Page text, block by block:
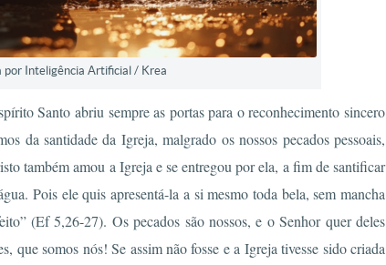
por Inteligência Artificial / Krea
Santo abriu sempre as portas para o reconhecimento sincero
da santidade da Igreja, malgrado os nossos pecados pessoais,
também amou a Igreja e se entregou por ela, a fim de santificar
Pois ele quis apresentá-la a si mesmo toda bela, sem mancha
(Ef 5,26-27). Os pecados são nossos, e o Senhor quer deles
que somos nós! Se assim não fosse e a Igreja tivesse sido criada